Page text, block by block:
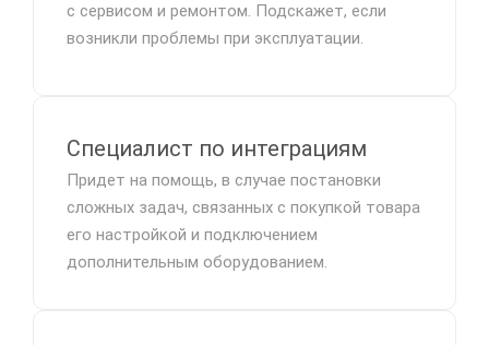
с сервисом и ремонтом. Подскажет, если
возникли проблемы при эксплуатации.
Специалист по интеграциям
Придет на помощь, в случае постановки
сложных задач, связанных с покупкой товара
его настройкой и подключением
дополнительным оборудованием.